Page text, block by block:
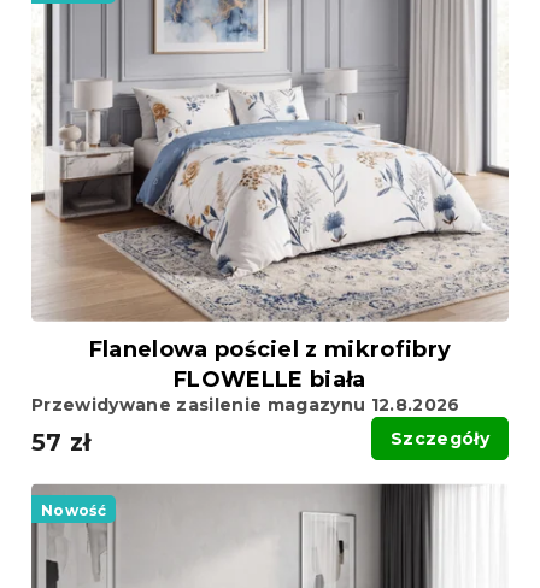
Flanelowa pościel z mikrofibry
FLOWELLE biała
Przewidywane zasilenie magazynu 12.8.2026
57 zł Szczegóły
Nowość